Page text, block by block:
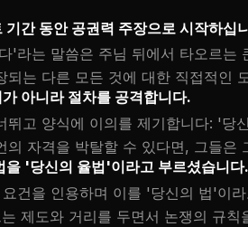
기간 동안 공권력 주장으로 시작하십
'라는 말씀은 주님 뒤에서 타오르는
되는 다른 모든 것에 대한 직접적인
아니라 절차를 공격합니다.
뛰고 양식에 이의를 제기합니다: '당
의 자격을 박탈할 수 있다면, 그들은
을 '당신의 율법'이라고 부르셨습니다.
건을 인용하며 이를 '당신의 법'이
제도와 거리를 두면서 논쟁의 규